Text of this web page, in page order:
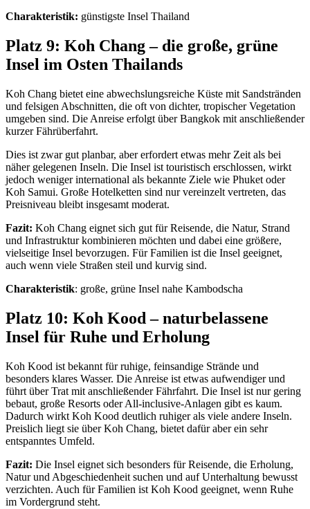
Charakteristik: günstigste Insel Thailand
Platz 9: Koh Chang – die große, grüne
Insel im Osten Thailands
Koh Chang bietet eine abwechslungsreiche Küste mit Sandstränden
und felsigen Abschnitten, die oft von dichter, tropischer Vegetation
umgeben sind. Die Anreise erfolgt über Bangkok mit anschließender
kurzer Fährüberfahrt.
Dies ist zwar gut planbar, aber erfordert etwas mehr Zeit als bei
näher gelegenen Inseln. Die Insel ist touristisch erschlossen, wirkt
jedoch weniger international als bekannte Ziele wie Phuket oder
Koh Samui. Große Hotelketten sind nur vereinzelt vertreten, das
Preisniveau bleibt insgesamt moderat.
Fazit: Koh Chang eignet sich gut für Reisende, die Natur, Strand
und Infrastruktur kombinieren möchten und dabei eine größere,
vielseitige Insel bevorzugen. Für Familien ist die Insel geeignet,
auch wenn viele Straßen steil und kurvig sind.
Charakteristik: große, grüne Insel nahe Kambodscha
Platz 10: Koh Kood – naturbelassene
Insel für Ruhe und Erholung
Koh Kood ist bekannt für ruhige, feinsandige Strände und
besonders klares Wasser. Die Anreise ist etwas aufwendiger und
führt über Trat mit anschließender Fährfahrt. Die Insel ist nur gering
bebaut, große Resorts oder All-inclusive-Anlagen gibt es kaum.
Dadurch wirkt Koh Kood deutlich ruhiger als viele andere Inseln.
Preislich liegt sie über Koh Chang, bietet dafür aber ein sehr
entspanntes Umfeld.
Fazit: Die Insel eignet sich besonders für Reisende, die Erholung,
Natur und Abgeschiedenheit suchen und auf Unterhaltung bewusst
verzichten. Auch für Familien ist Koh Kood geeignet, wenn Ruhe
im Vordergrund steht.